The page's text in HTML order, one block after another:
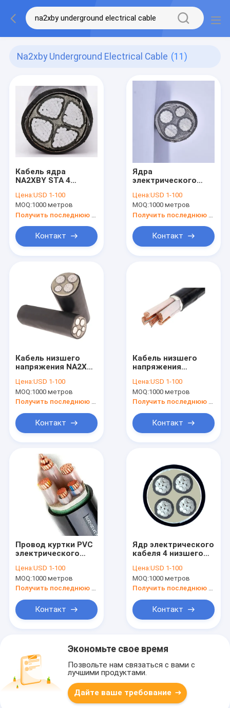
Na2xby Underground Electrical Cable (11)
Кабель ядра
NA2XBY STA 4
подземный
электрический
подгонял
Цена:USD 1-100
MOQ:1000 метров
Контакт
Ядра
электрического
куртка PVC кабеля
бронированного
алюминиевая
бронированная
Цена:USD 1-100
MOQ:1000 метров
Контакт
Кабель низшего
напряжения NA2XBY
Цена:USD 1-100
MOQ:1000 метров
Контакт
Кабель низшего
напряжения
380V PVC 35mm
XLPE электрический
Цена:USD 1-100
MOQ:1000 метров
Контакт
Провод куртки PVC
электрического
низшего
напряжения ядра
1000V Cu 3+2
Цена:USD 1-100
MOQ:1000 метров
Получить последнюю цену
Контакт
Ядр электрического
кабеля 4 низшего
проводника STA
NA2XBY Al
Цена:USD 1-100
MOQ:1000 метров
Получить последнюю цену
Контакт
Экономьте свое время
Позвольте нам связаться с вами с
лучшими продуктами.
Дайте ваше требование